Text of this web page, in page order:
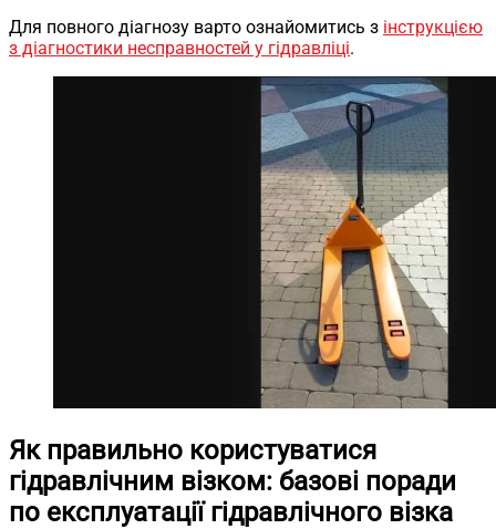
Для повного діагнозу варто ознайомитись з інструкцією
з діагностики несправностей у гідравліці.
Як правильно користуватися
гідравлічним візком: базові поради
по експлуатації гідравлічного візка